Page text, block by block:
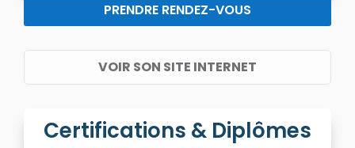
PRENDRE RENDEZ-VOUS
VOIR SON SITE INTERNET
Certifications & Diplômes